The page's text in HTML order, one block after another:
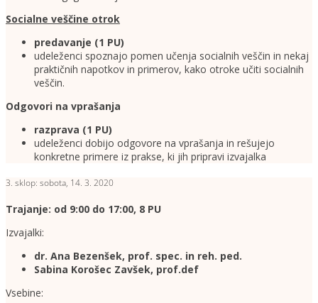
Socialne veščine otrok
predavanje (1 PU)
udeleženci spoznajo pomen učenja socialnih veščin in nekaj
praktičnih napotkov in primerov, kako otroke učiti socialnih
veščin.
Odgovori na vprašanja
razprava (1 PU)
udeleženci dobijo odgovore na vprašanja in rešujejo
konkretne primere iz prakse, ki jih pripravi izvajalka
3. sklop: sobota, 14. 3. 2020
Trajanje: od 9:00 do 17:00, 8 PU
Izvajalki:
dr. Ana Bezenšek, prof. spec. in reh. ped.
Sabina Korošec Zavšek, prof.def
Vsebine: